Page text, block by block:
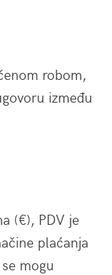
robom,
između
(€), PDV je
plaćanja
mogu